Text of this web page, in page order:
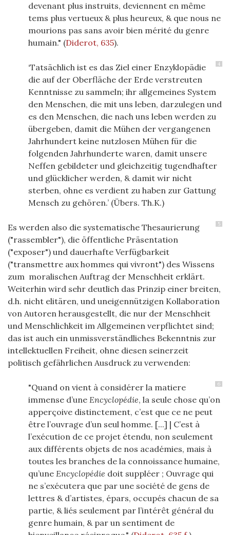
devenant plus instruits, deviennent en même
tems plus vertueux & plus heureux, & que nous ne
mourions pas sans avoir bien mérité du genre
humain." (Diderot, 635).
4
‘Tatsächlich ist es das Ziel einer Enzyklopädie
die auf der Oberfläche der Erde verstreuten
Kenntnisse zu sammeln; ihr allgemeines System
den Menschen, die mit uns leben, darzulegen und
es den Menschen, die nach uns leben werden zu
übergeben, damit die Mühen der vergangenen
Jahrhundert keine nutzlosen Mühen für die
folgenden Jahrhunderte waren, damit unsere
Neffen gebildeter und gleichzeitig tugendhafter
und glücklicher werden, & damit wir nicht
sterben, ohne es verdient zu haben zur Gattung
Mensch zu gehören.’ (Übers. Th.K.)
5
Es werden also die systematische Thesaurierung
("rassembler"), die öffentliche Präsentation
("exposer") und dauerhafte Verfügbarkeit
("transmettre aux hommes qui vivront") des Wissens
zum moralischen Auftrag der Menschheit erklärt.
Weiterhin wird sehr deutlich das Prinzip einer breiten,
d.h. nicht elitären, und uneigennützigen Kollaboration
von Autoren herausgestellt, die nur der Menschheit
und Menschlichkeit im Allgemeinen verpflichtet sind;
das ist auch ein unmissverständliches Bekenntnis zur
intellektuellen Freiheit, ohne diesen seinerzeit
politisch gefährlichen Ausdruck zu verwenden:
6
"Quand on vient à considérer la matiere
immense d’une Encyclopédie, la seule chose qu’on
apperçoive distinctement, c’est que ce ne peut
être l’ouvrage d’un seul homme. [...] | C’est à
l’exécution de ce projet étendu, non seulement
aux différents objets de nos académies, mais à
toutes les branches de la connoissance humaine,
qu’une Encyclopédie doit suppléer ; Ouvrage qui
ne s’exécutera que par une société de gens de
lettres & d’artistes, épars, occupés chacun de sa
partie, & liés seulement par l’intérêt général du
genre humain, & par un sentiment de